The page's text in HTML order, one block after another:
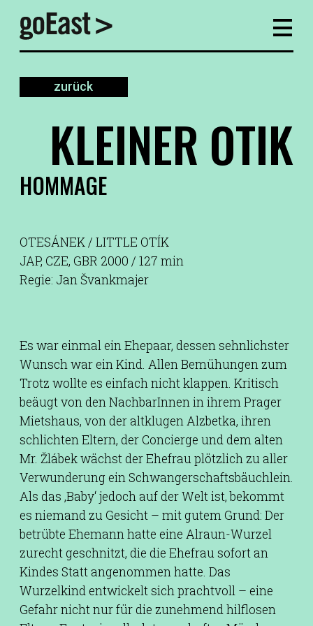
zurück
KLEINER OTIK
HOMMAGE
OTESÁNEK / LITTLE OTÍK
JAP, CZE, GBR 2000 / 127 min
Regie: Jan Švankmajer
Es war einmal ein Ehepaar, dessen sehnlichster
Wunsch war ein Kind. Allen Bemühungen zum
Trotz wollte es einfach nicht klappen. Kritisch
beäugt von den NachbarInnen in ihrem Prager
Mietshaus, von der altklugen Alzbetka, ihren
schlichten Eltern, der Concierge und dem alten
Mr. Žlábek wächst der Ehefrau plötzlich zu aller
Verwunderung ein Schwangerschaftsbäuchlein.
Als das ‚Baby‘ jedoch auf der Welt ist, bekommt
es niemand zu Gesicht – mit gutem Grund: Der
betrübte Ehemann hatte eine Alraun-Wurzel
zurecht geschnitzt, die die Ehefrau sofort an
Kindes Statt angenommen hatte. Das
Wurzelkind entwickelt sich prachtvoll – eine
Gefahr nicht nur für die zunehmend hilflosen